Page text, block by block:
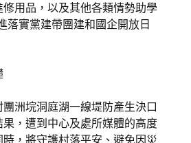
用品，以及其他各類情勢助學
落實黨建帶團建和國企開放日
洲垸洞庭湖一線堤防產生決口
，遭到中心及處所媒體的高度
，將守護村落平安、避免因災